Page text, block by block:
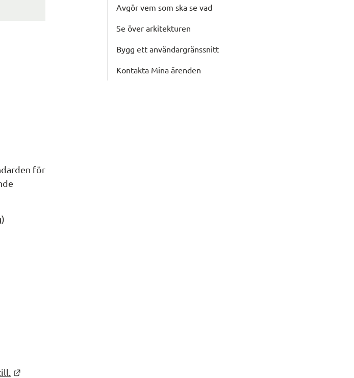
Avgör vem som ska se vad
Se över arkitekturen
Bygg ett användargränssnitt
Kontakta Mina ärenden
för